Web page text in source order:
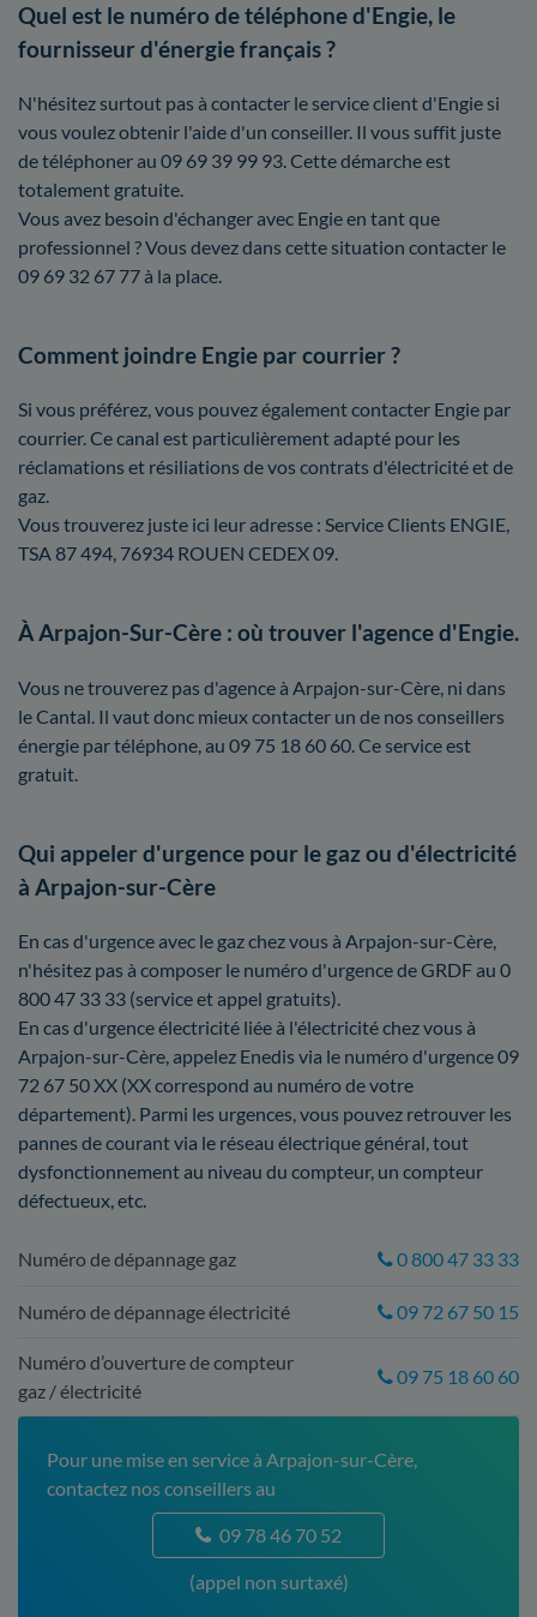
Quel est le numéro de téléphone d'Engie, le
fournisseur d'énergie français ?
N'hésitez surtout pas à contacter le service client d'Engie si
vous voulez obtenir l'aide d'un conseiller. Il vous suffit juste
de téléphoner au 09 69 39 99 93. Cette démarche est
totalement gratuite.
Vous avez besoin d'échanger avec Engie en tant que
professionnel ? Vous devez dans cette situation contacter le
09 69 32 67 77 à la place.
Comment joindre Engie par courrier ?
Si vous préférez, vous pouvez également contacter Engie par
courrier. Ce canal est particulièrement adapté pour les
réclamations et résiliations de vos contrats d'électricité et de
gaz.
Vous trouverez juste ici leur adresse : Service Clients ENGIE,
TSA 87 494, 76934 ROUEN CEDEX 09.
À Arpajon-Sur-Cère : où trouver l'agence d'Engie.
Vous ne trouverez pas d'agence à Arpajon-sur-Cère, ni dans
le Cantal. Il vaut donc mieux contacter un de nos conseillers
énergie par téléphone, au 09 75 18 60 60. Ce service est
gratuit.
Qui appeler d'urgence pour le gaz ou d'électricité
à Arpajon-sur-Cère
En cas d'urgence avec le gaz chez vous à Arpajon-sur-Cère,
n'hésitez pas à composer le numéro d'urgence de GRDF au 0
800 47 33 33 (service et appel gratuits).
En cas d'urgence électricité liée à l'électricité chez vous à
Arpajon-sur-Cère, appelez Enedis via le numéro d'urgence 09
72 67 50 XX (XX correspond au numéro de votre
département). Parmi les urgences, vous pouvez retrouver les
pannes de courant via le réseau électrique général, tout
dysfonctionnement au niveau du compteur, un compteur
défectueux, etc.
Numéro de dépannage gaz 0 800 47 33 33
Numéro de dépannage électricité 09 72 67 50 15
Numéro d’ouverture de compteur
gaz / électricité
09 75 18 60 60
Pour une mise en service à Arpajon-sur-Cère,
contactez nos conseillers au
09 78 46 70 52
(appel non surtaxé)